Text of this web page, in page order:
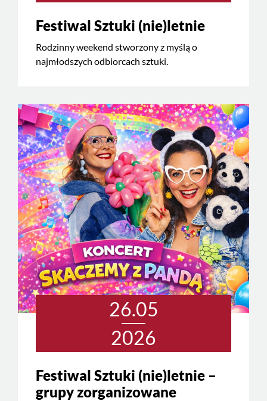
Festiwal Sztuki (nie)letnie
Rodzinny weekend stworzony z myślą o
najmłodszych odbiorcach sztuki.
26.05
2026
Festiwal Sztuki (nie)letnie –
grupy zorganizowane